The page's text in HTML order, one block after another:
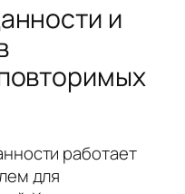
и
работает
для